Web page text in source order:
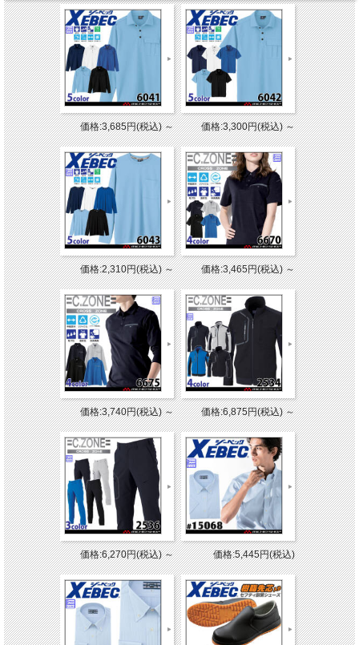
価格:3,685円(税込)～ 価格:3,300円(税込)～
価格:2,310円(税込)～ 価格:3,465円(税込)～
価格:3,740円(税込)～ 価格:6,875円(税込)～
価格:6,270円(税込)～ 価格:5,445円(税込)